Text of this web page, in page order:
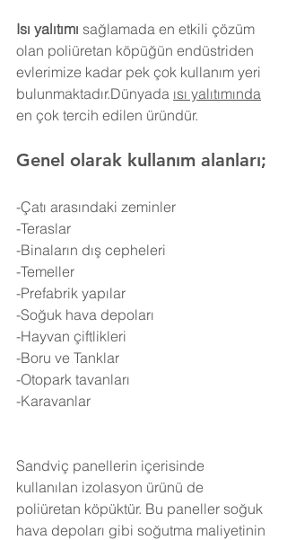
Isı yalıtımı sağlamada en etkili çözüm
olan poliüretan köpüğün endüstriden
evlerimize kadar pek çok kullanım yeri
bulunmaktadır.Dünyada ısı yalıtımında
en çok tercih edilen üründür.
Genel olarak kullanım alanları;
-Çatı arasındaki zeminler
-Teraslar
-Binaların dış cepheleri
-Temeller
-Prefabrik yapılar
-Soğuk hava depoları
-Hayvan çiftlikleri
-Boru ve Tanklar
-Otopark tavanları
-Karavanlar
Sandviç panellerin içerisinde
kullanılan izolasyon ürünü de
poliüretan köpüktür. Bu paneller soğuk
hava depoları gibi soğutma maliyetinin